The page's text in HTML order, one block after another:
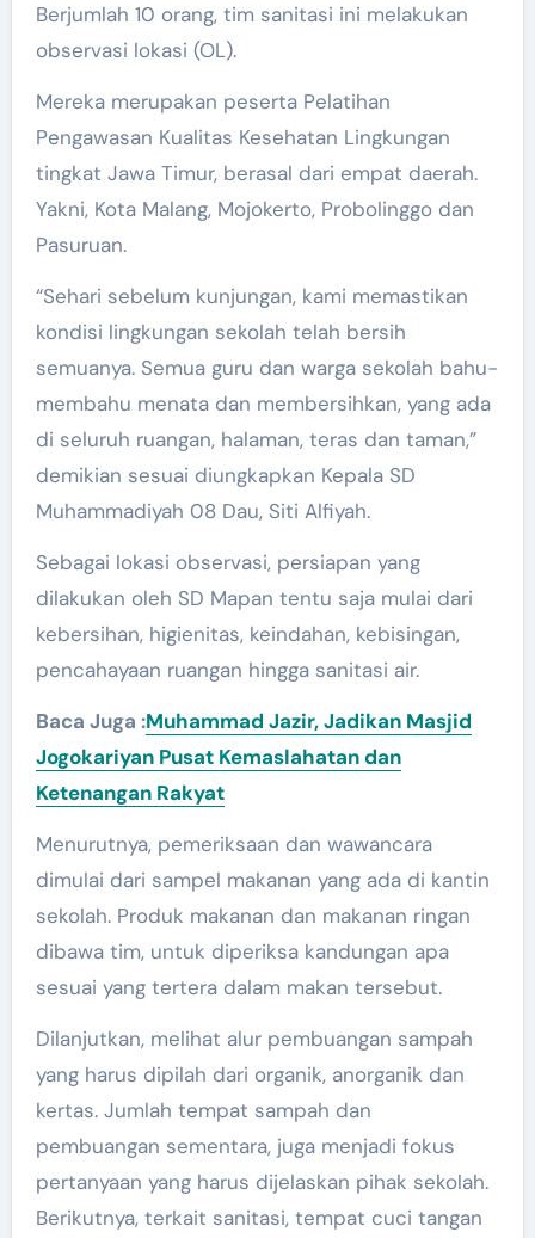
Berjumlah 10 orang, tim sanitasi ini melakukan
observasi lokasi (OL).
Mereka merupakan peserta Pelatihan
Pengawasan Kualitas Kesehatan Lingkungan
tingkat Jawa Timur, berasal dari empat daerah.
Yakni, Kota Malang, Mojokerto, Probolinggo dan
Pasuruan.
“Sehari sebelum kunjungan, kami memastikan
kondisi lingkungan sekolah telah bersih
semuanya. Semua guru dan warga sekolah bahu-
membahu menata dan membersihkan, yang ada
di seluruh ruangan, halaman, teras dan taman,”
demikian sesuai diungkapkan Kepala SD
Muhammadiyah 08 Dau, Siti Alfiyah.
Sebagai lokasi observasi, persiapan yang
dilakukan oleh SD Mapan tentu saja mulai dari
kebersihan, higienitas, keindahan, kebisingan,
pencahayaan ruangan hingga sanitasi air.
Baca Juga :Muhammad Jazir, Jadikan Masjid
Jogokariyan Pusat Kemaslahatan dan
Ketenangan Rakyat
Menurutnya, pemeriksaan dan wawancara
dimulai dari sampel makanan yang ada di kantin
sekolah. Produk makanan dan makanan ringan
dibawa tim, untuk diperiksa kandungan apa
sesuai yang tertera dalam makan tersebut.
Dilanjutkan, melihat alur pembuangan sampah
yang harus dipilah dari organik, anorganik dan
kertas. Jumlah tempat sampah dan
pembuangan sementara, juga menjadi fokus
pertanyaan yang harus dijelaskan pihak sekolah.
Berikutnya, terkait sanitasi, tempat cuci tangan